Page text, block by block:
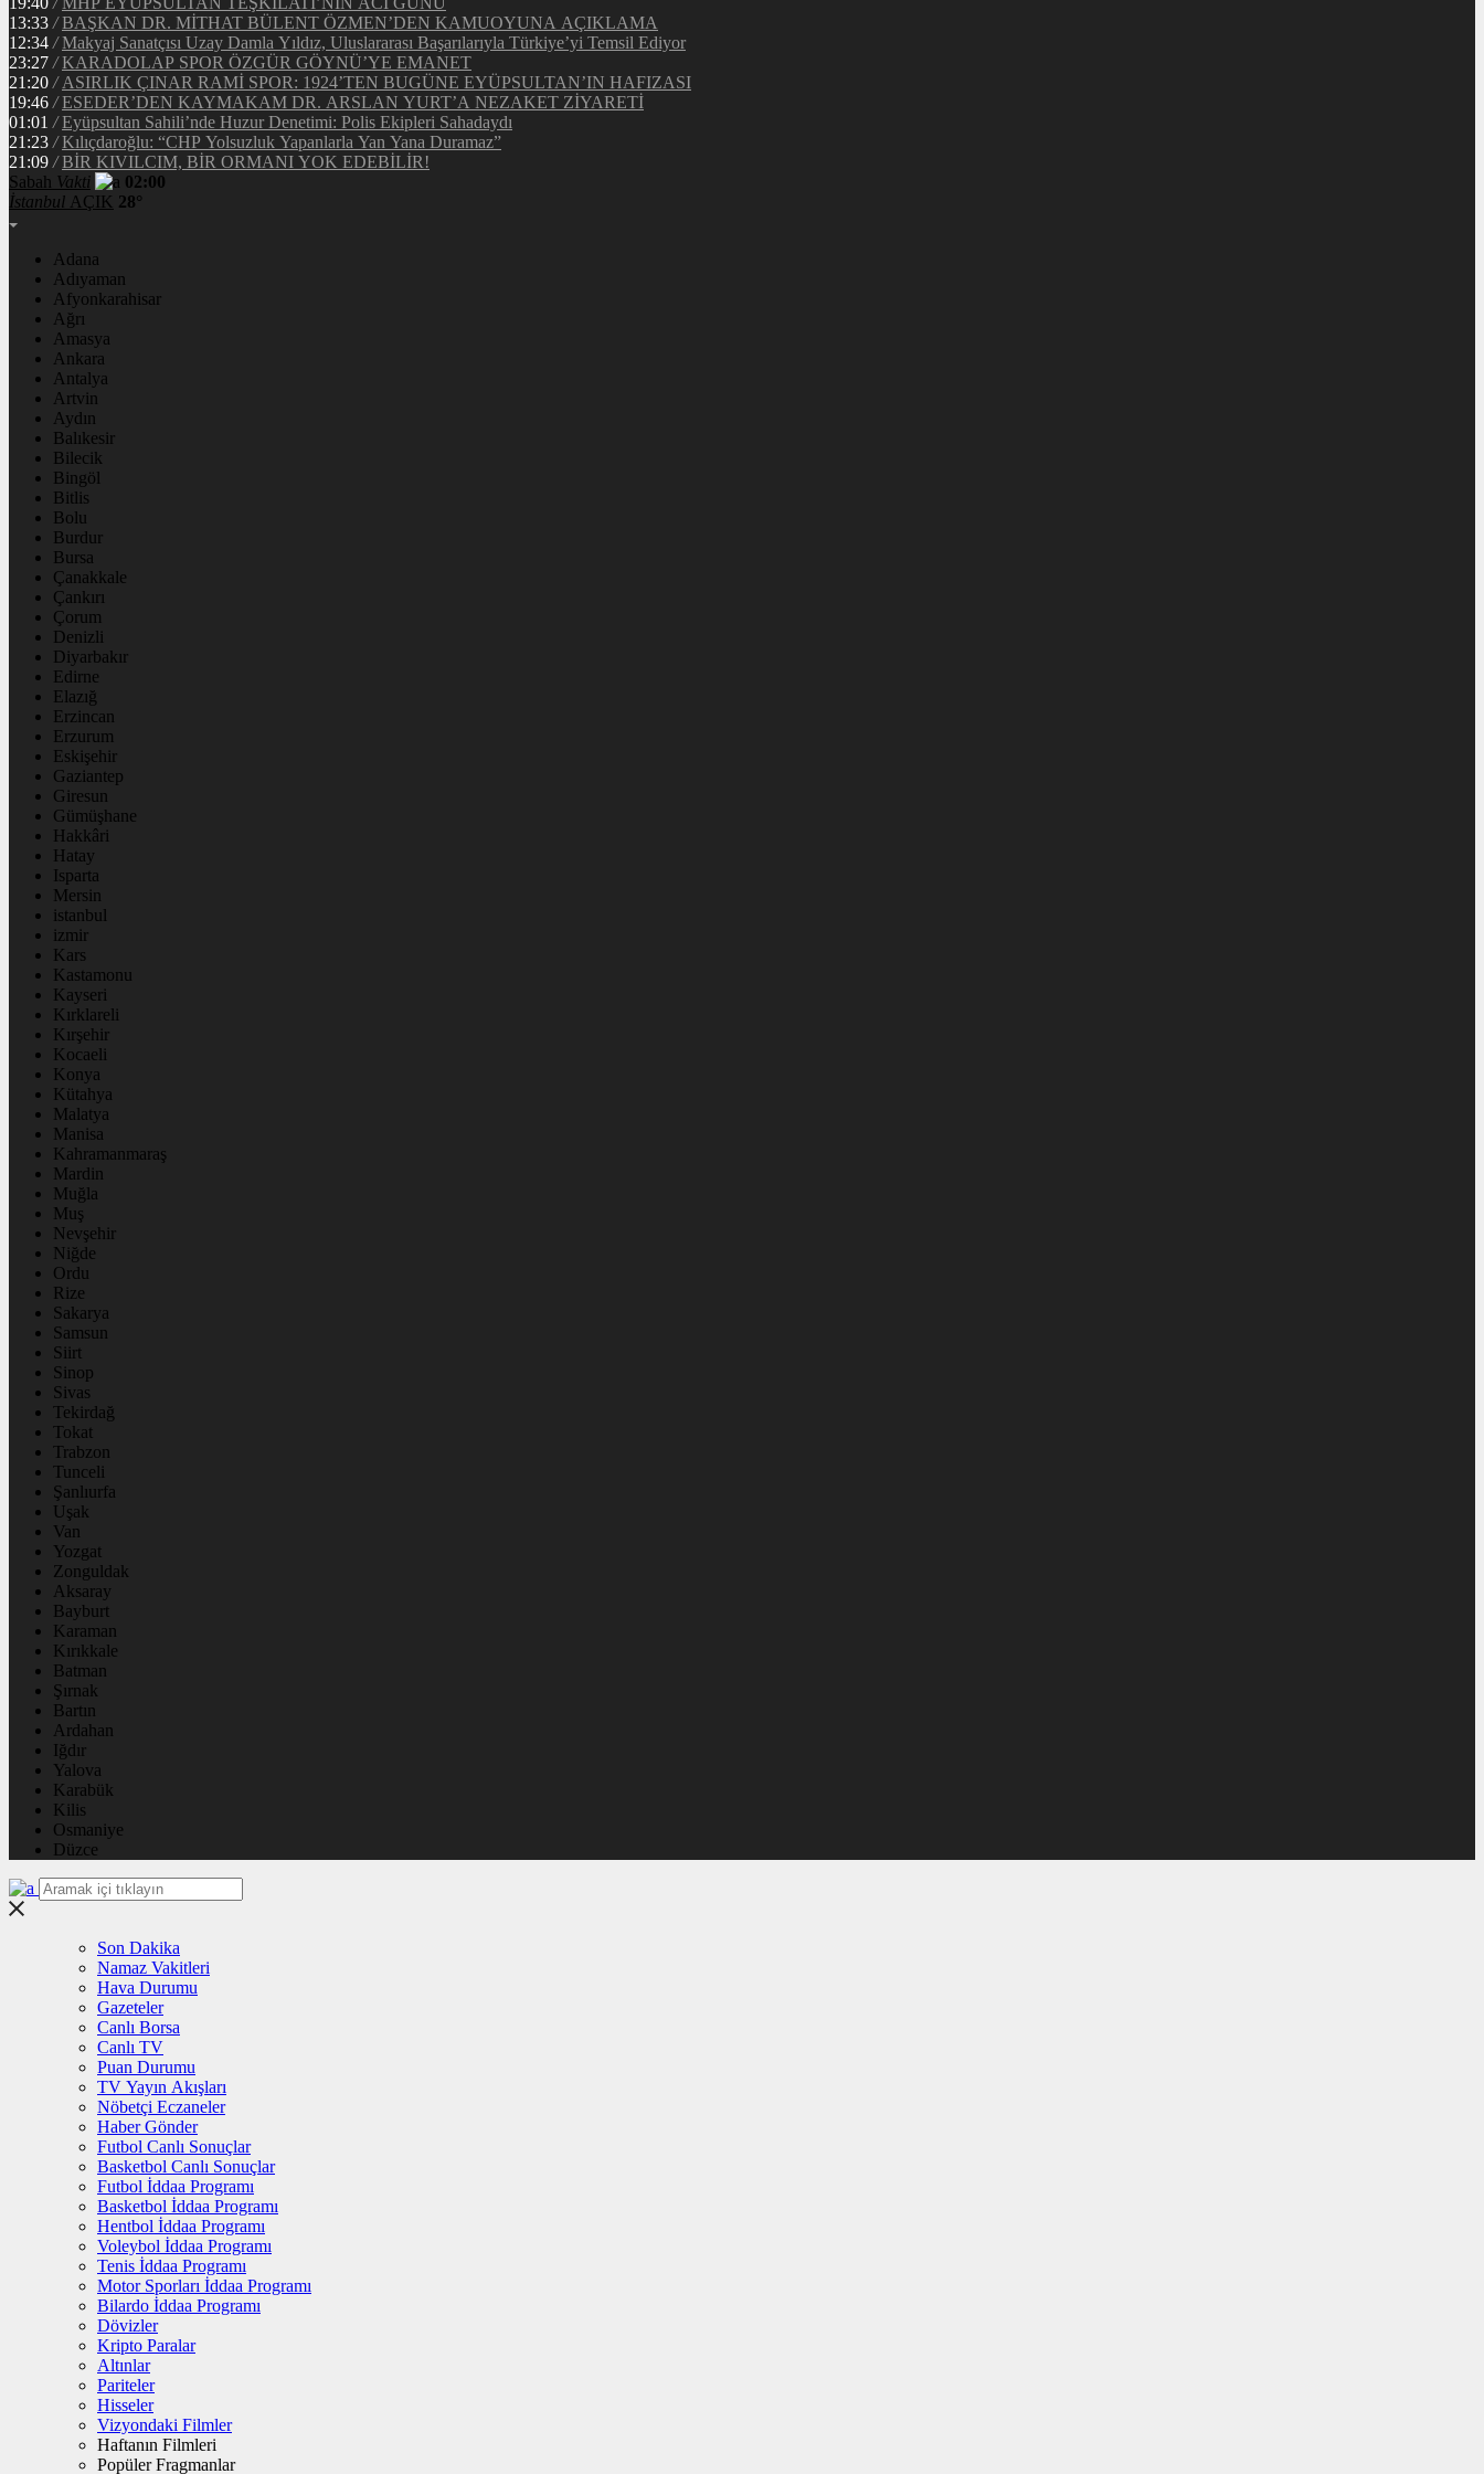
13:33 / BAŞKAN DR. MİTHAT BÜLENT ÖZMEN’DEN KAMUOYUNA AÇIKLAMA
12:34 / Makyaj Sanatçısı Uzay Damla Yıldız, Uluslararası Başarılarıyla Türkiye’yi Temsil Ediyor
23:27 / KARADOLAP SPOR ÖZGÜR GÖYNÜ’YE EMANET
21:20 / ASIRLIK ÇINAR RAMİ SPOR: 1924’TEN BUGÜNE EYÜPSULTAN’IN HAFIZASI
19:46 / ESEDER’DEN KAYMAKAM DR. ARSLAN YURT’A NEZAKET ZİYARETİ
01:01 / Eyüpsultan Sahili’nde Huzur Denetimi: Polis Ekipleri Sahadaydı
21:23 / Kılıçdaroğlu: “CHP Yolsuzluk Yapanlarla Yan Yana Duramaz”
21:09 / BİR KIVILCIM, BİR ORMANI YOK EDEBİLİR!
Sabah Vakti
02:00
İstanbul AÇIK 28°
Adana
Adıyaman
Afyonkarahisar
Ağrı
Amasya
Ankara
Antalya
Artvin
Aydın
Balıkesir
Bilecik
Bingöl
Bitlis
Bolu
Burdur
Bursa
Çanakkale
Çankırı
Çorum
Denizli
Diyarbakır
Edirne
Elazığ
Erzincan
Erzurum
Eskişehir
Gaziantep
Giresun
Gümüşhane
Hakkâri
Hatay
Isparta
Mersin
istanbul
izmir
Kars
Kastamonu
Kayseri
Kırklareli
Kırşehir
Kocaeli
Konya
Kütahya
Malatya
Manisa
Kahramanmaraş
Mardin
Muğla
Muş
Nevşehir
Niğde
Ordu
Rize
Sakarya
Samsun
Siirt
Sinop
Sivas
Tekirdağ
Tokat
Trabzon
Tunceli
Şanlıurfa
Uşak
Van
Yozgat
Zonguldak
Aksaray
Bayburt
Karaman
Kırıkkale
Batman
Şırnak
Bartın
Ardahan
Iğdır
Yalova
Karabük
Kilis
Osmaniye
Düzce
Son Dakika
Namaz Vakitleri
Hava Durumu
Gazeteler
Canlı Borsa
Canlı TV
Puan Durumu
TV Yayın Akışları
Nöbetçi Eczaneler
Haber Gönder
Futbol Canlı Sonuçlar
Basketbol Canlı Sonuçlar
Futbol İddaa Programı
Basketbol İddaa Programı
Hentbol İddaa Programı
Voleybol İddaa Programı
Tenis İddaa Programı
Motor Sporları İddaa Programı
Bilardo İddaa Programı
Dövizler
Kripto Paralar
Altınlar
Pariteler
Hisseler
Vizyondaki Filmler
Haftanın Filmleri
Popüler Fragmanlar